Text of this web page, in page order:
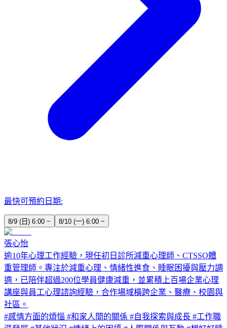
最快可預約日期:
8/9 (日) 6:00 ~ 8/10 (一) 6:00 ~
張心怡
逾10年心理工作經驗，現任初日診所減重心理師、CTSSO體
重管理師。專注於減重心理、情緒性進食、睡眠困擾與壓力調
適，已陪伴超過200位學員健康減重，並累積上百場企業心理
講座與員工心理諮詢經驗，合作場域橫跨企業、醫療、校園與
社區。
#感情方面的煩惱 #和家人間的關係 #自我探索與成長 #工作職